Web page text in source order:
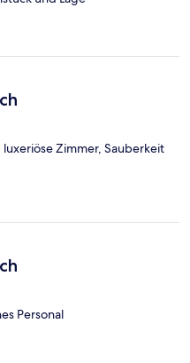
Zimmer, Sauberkeit
Personal